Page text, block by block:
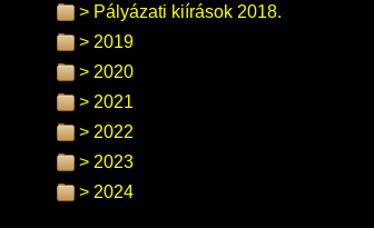
Pályázati kiírások 2018.
2019
2020
2021
2022
2023
2024